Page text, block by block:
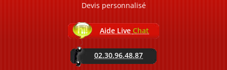
Devis personnalisé
Aide Live Chat
02.30.96.48.87